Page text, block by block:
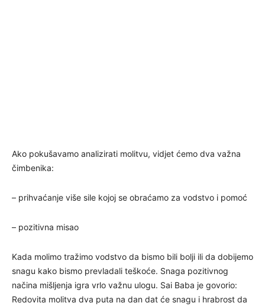
Ako pokušavamo analizirati molitvu, vidjet ćemo dva važna
čimbenika:
– prihvaćanje više sile kojoj se obraćamo za vodstvo i pomoć
– pozitivna misao
Kada molimo tražimo vodstvo da bismo bili bolji ili da dobijemo
snagu kako bismo prevladali teškoće. Snaga pozitivnog
načina mišljenja igra vrlo važnu ulogu. Sai Baba je govorio:
Redovita molitva dva puta na dan dat će snagu i hrabrost da